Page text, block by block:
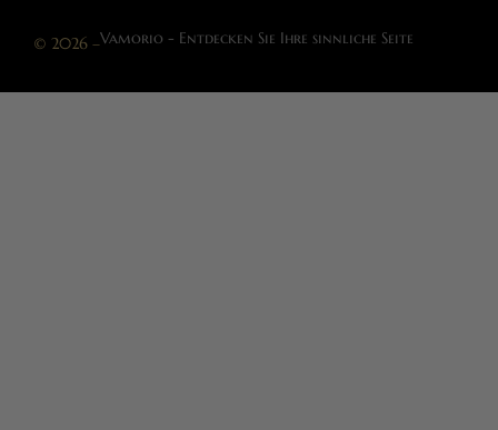
© 2026 –Vamorio - Entdecken Sie Ihre sinnliche Seite